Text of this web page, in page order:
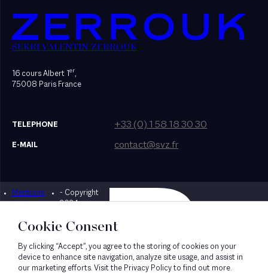
SEKRI VALENTIN ZERROUK
16 cours Albert 1er,
75008 Paris France
TELEPHONE +33 (0) 1 58 18 30 30
E-MAIL contact@svz.fr
Mentions
légales
- Copyright
2024
Designed by Bonhomme
Cookie Consent
By clicking “Accept”, you agree to the storing of cookies on your
device to enhance site navigation, analyze site usage, and assist in
our marketing efforts. Visit the Privacy Policy to find out more.